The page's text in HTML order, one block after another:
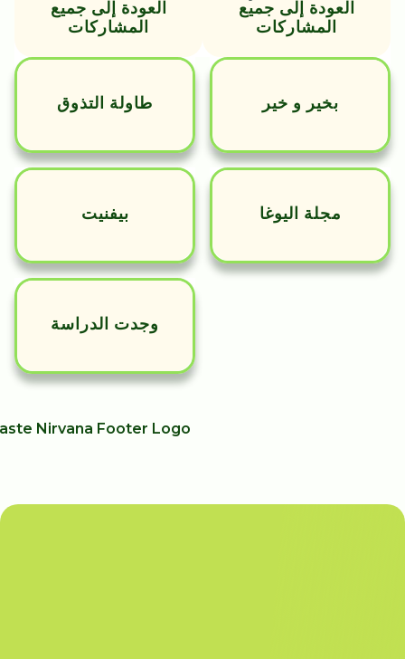
العودة إلى جميع
المشاركات
العودة إلى جميع
المشاركات
طاولة التذوق بخير و خير
بيفنيت مجلة اليوغا
وجدت الدراسة